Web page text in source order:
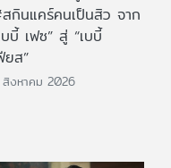
กินแคร์คนเป็นสิว จาก
บบี้ เฟซ” สู่ “เบบี้
ยส”
งหาคม 2026